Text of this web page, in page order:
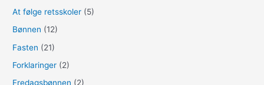
:At følge retsskoler (5)
Bønnen (12)
Fasten (21)
Forklaringer (2)
Fredagsbønnen (2)